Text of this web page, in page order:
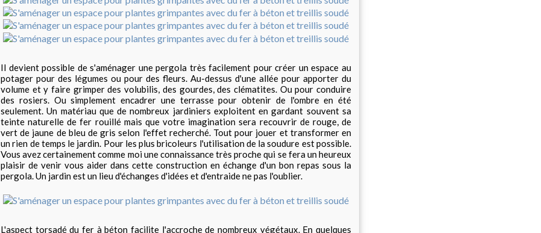
Il devient possible de s'aménager une pergola très facilement pour créer un espace au
potager pour des légumes ou pour des fleurs. Au-dessus d'une allée pour apporter du
volume et y faire grimper des volubilis, des gourdes, des clématites. Ou pour conduire
des rosiers. Ou simplement encadrer une terrasse pour obtenir de l'ombre en été
seulement. Un matériau que de nombreux jardiniers exploitent en gardant souvent sa
teinte naturelle de fer rouillé mais que votre imagination sera recouvrir de rouge, de
vert de jaune de bleu de gris selon l'effet recherché. Tout pour jouer et transformer en
un rien de temps le jardin. Pour les plus bricoleurs l'utilisation de la soudure est possible.
Vous avez certainement comme moi une connaissance très proche qui se fera un heureux
plaisir de venir vous aider dans cette construction en échange d'un bon repas sous la
pergola. Un jardin est un lieu d'échanges d'idées et d'entraide ne pas l'oublier.
L'aspect torsadé du fer à béton facilite l'accroche de nombreux végétaux. En quelques